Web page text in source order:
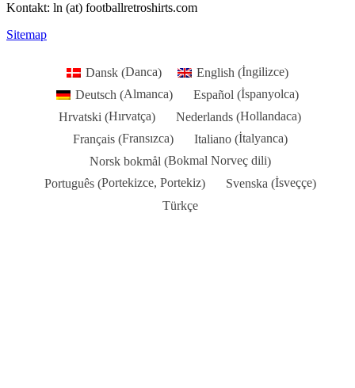
Kontakt: ln (at) footballretroshirts.com
Sitemap
Dansk (Danca) English (İngilizce)
Deutsch (Almanca) Español (İspanyolca)
Hrvatski (Hırvatça) Nederlands (Hollandaca)
Français(Fransızca) Italiano(İtalyanca)
Norsk bokmål(Bokmal Norveç dili)
Português(Portekizce, Portekiz) Svenska (İsveççe)
Türkçe